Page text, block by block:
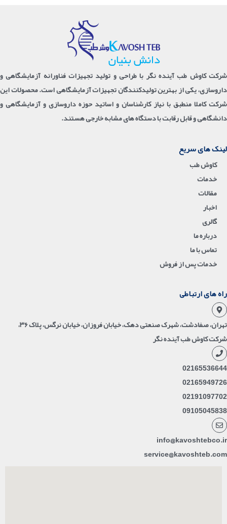
شرکت کاوش طب آینده نگر با طراحی و تولید تجهیزات فناورانه آزمایشگاهی و
داروسازی، یکی از بهترین تولیدکنندگان تجهیزات آزمایشگاهی است. محصولات این
شرکت کاملا منطبق با نیاز کارشناسان و اساتید حوزه داروسازی و آزمایشگاهی و
دانشگاهی و قابل رقابت با دستگاه های مشابه خارجی هستند.
لینک های سریع
کاوش طب
خدمات
مقالات
اخبار
گالری
درباره ما
تماس با ما
خدمات پس از فروش
راه های ارتباطی
تهران، صفادشت، شهرک صنعتی دهک، خیابان فروزان، خیابان نرگس، پلاک ۳۶،
شرکت کاوش طب آینده نگر
02165536644
02165949726
02191097702
09105045838
info@kavoshtebco.ir
service@kavoshteb.com